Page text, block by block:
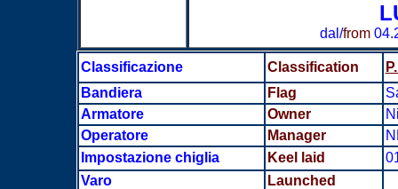
dal/from
Classificazione Classification
Bandiera
Flag
Armatore
Owner
Operatore
Manager
Impostazione chiglia
Keel laid
Varo
Launched